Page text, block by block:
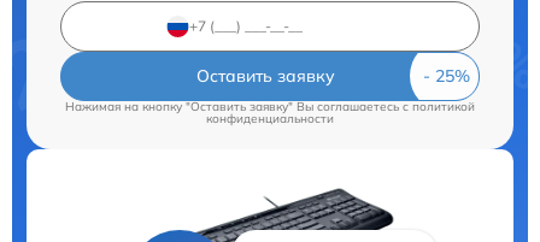
Оставить заявку
Нажимая на кнопку "Оставить заявку" Вы соглашаетесь cполитикой
конфиденциальности